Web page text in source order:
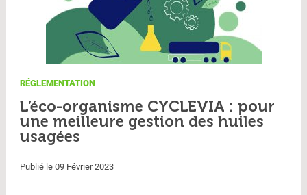
RÉGLEMENTATION
L’éco-organisme CYCLEVIA : pour
une meilleure gestion des huiles
usagées
Publié le 09 Février 2023